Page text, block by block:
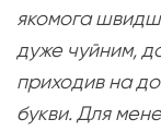
якомога
дуже чуйним,
приходив на
букви. Для